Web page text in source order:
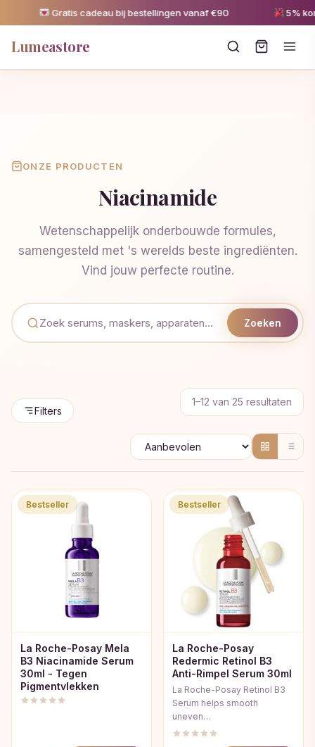
Gratis cadeau bij bestellingen vanaf €90 5%
Lumeastore
ONZE PRODUCTEN
Niacinamide
Wetenschappelijk onderbouwde formules,
samengesteld met 's werelds beste ingrediënten.
Vind jouw perfecte routine.
Zoeken
Filters
1–12 van 25 resultaten
op
Bestseller
La Roche-Posay Mela
B3 Niacinamide Serum
30ml - Tegen
Pigmentvlekken
Bestseller
La Roche-Posay
Redermic Retinol B3
Anti-Rimpel Serum 30ml
La Roche-Posay Retinol B3
Serum helps smooth
uneven…